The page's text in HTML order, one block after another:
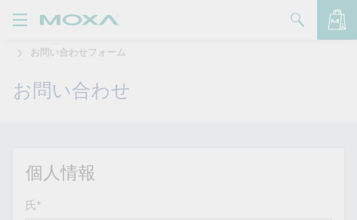
品
リューション
入方法
について
お問い合わせフォーム
お問い合わせ
個人情報
氏*
バッグを見る